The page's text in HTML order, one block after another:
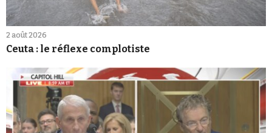
2 août 2026
Ceuta : le réflexe complotiste